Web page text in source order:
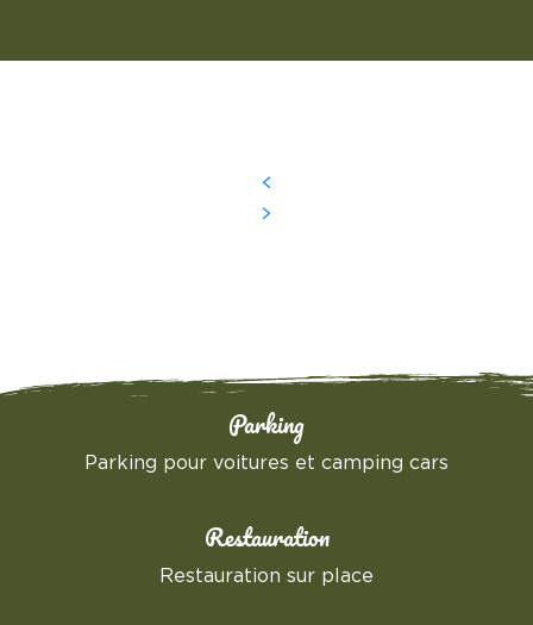
Parking
Parking pour voitures et camping cars
Restauration
Restauration sur place